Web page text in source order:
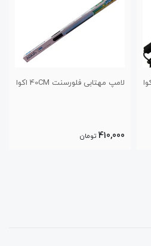
لامپ اکوا ال ای دی 20CM
770,000